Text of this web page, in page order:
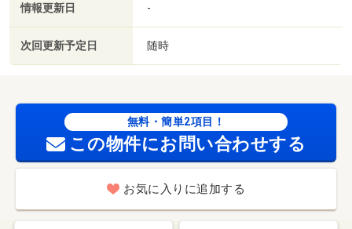
情報更新日 -
次回更新予定日 随時
無料・簡単2項目！
この物件にお問い合わせする
お気に入りに追加する